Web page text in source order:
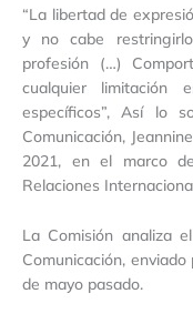
“La libertad de
y no cabe
profesión (…)
cualquier limitación
específicos”, Así lo
Comunicación,
2021, en el marco
Relaciones
La Comisión analiza
Comunicación,
de mayo pasado.